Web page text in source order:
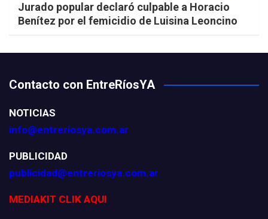
Jurado popular declaró culpable a Horacio
Benítez por el femicidio de Luisina Leoncino
Contacto con EntreRíosYA
NOTICIAS
info@entreriosya.com.ar
PUBLICIDAD
publicidad@entreriosya.com.ar
MEDIAKIT CLIK AQUI